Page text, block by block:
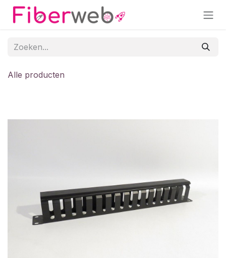
Overslaan naar inhoud
Alle producten